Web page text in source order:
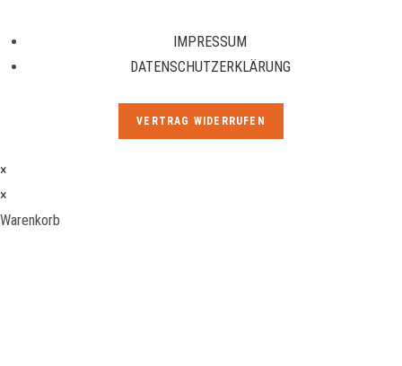
IMPRESSUM
DATENSCHUTZERKLÄRUNG
VERTRAG WIDERRUFEN
×
×
Warenkorb